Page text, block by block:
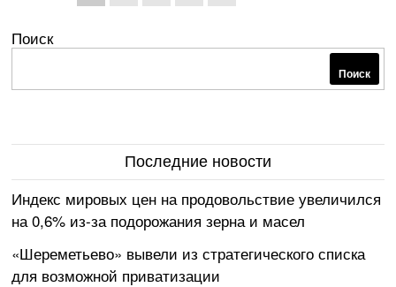
Поиск
Поиск
Последние новости
Индекс мировых цен на продовольствие увеличился
на 0,6% из-за подорожания зерна и масел
«Шереметьево» вывели из стратегического списка
для возможной приватизации